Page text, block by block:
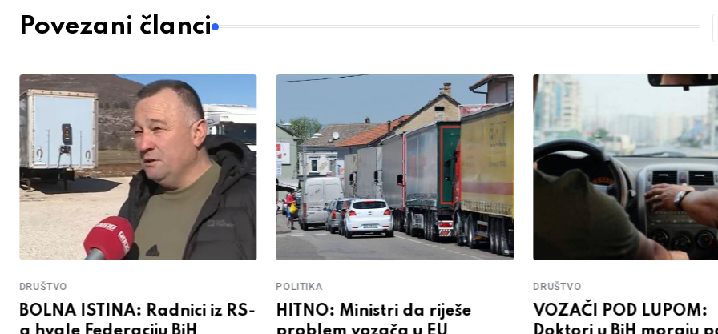
Povezani članci
DRUŠTVO
BOLNA ISTINA: Radnici iz RS-
POLITIKA
HITNO: Ministri da riješe
DRUŠTVO
VOZAČI POD LUPOM: